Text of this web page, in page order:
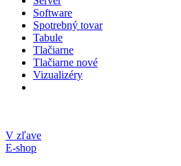
Software
Spotrebný tovar
Tabule
Tlačiarne
Tlačiarne nové
Vizualizéry
V zľave
E-shop